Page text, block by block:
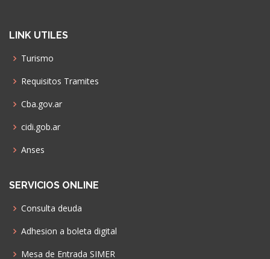
LINK UTILES
Turismo
Requisitos Tramites
Cba.gov.ar
cidi.gob.ar
Anses
SERVICIOS ONLINE
Consulta deuda
Adhesion a boleta digital
Mesa de Entrada SIMER